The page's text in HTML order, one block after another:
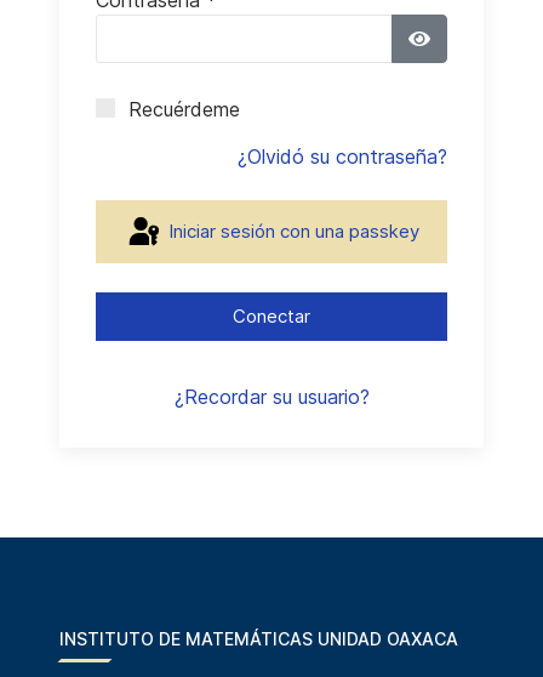
Recuérdeme
¿Olvidó su contraseña?
Iniciar sesión con una passkey
Conectar
¿Recordar su usuario?
INSTITUTO DE MATEMÁTICAS UNIDAD OAXACA